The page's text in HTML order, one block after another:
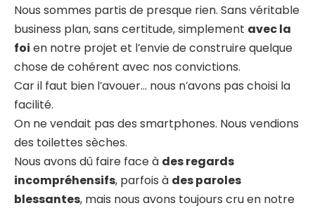
Nous sommes partis de presque rien. Sans véritable
business plan, sans certitude, simplement avec la
foi en notre projet et l’envie de construire quelque
chose de cohérent avec nos convictions.
Car il faut bien l’avouer… nous n’avons pas choisi la
facilité.
On ne vendait pas des smartphones. Nous vendions
des toilettes sèches.
Nous avons dû faire face à des regards
incompréhensifs, parfois à des paroles
blessantes, mais nous avons toujours cru en notre